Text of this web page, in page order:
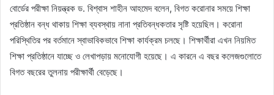
বোর্ডের পরীক্ষা নিয়ন্ত্রক ড. বিশ্বাস শাহীন আহমেদ বলেন, বিগত করোনার সময়ে শিক্ষা
প্রতিষ্ঠান বন্ধ থাকায় শিক্ষা ব্যবস্থায় নানা প্রতিবন্ধকতার সৃষ্টি হয়েছিল। করোনা
পরিস্থিতির পর বর্তমানে স্বাভাবিকভাবে শিক্ষা কার্যক্রম চলছে। শিক্ষার্থীরা এখন নিয়মিত
শিক্ষা প্রতিষ্ঠানে যাচ্ছে ও লেখাপড়ায় মনোযোগী হয়েছে। এ কারনে এ বছর কলেজগুলোতে
বিগত বছরের তুলনায় পরীক্ষার্থী বেড়েছে।